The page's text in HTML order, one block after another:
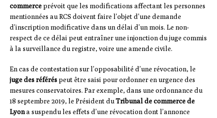
commerceprévoit que les modifications affectant les personnes
mentionnées au RCS doivent faire l’objet d’une demande
d’inscription modificative dans un délai d’un mois. Le non-
respect de ce délai peut entraîner une injonction du juge commis
à la surveillance du registre, voire une amende civile.
En cas de contestation sur l’opposabilité d’une révocation, le
juge des référéspeut être saisi pour ordonner en urgence des
mesures conservatoires. Par exemple, dans une ordonnance du
18 septembre 2019, le Président duTribunal de commerce de
Lyona suspendu les effets d’une révocation dont l’annonce